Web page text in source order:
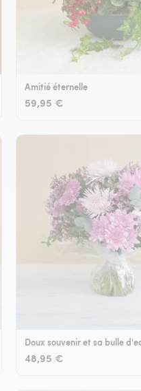
Amitié éternelle
59,95 €
Doux souvenir et sa bulle
48,95 €